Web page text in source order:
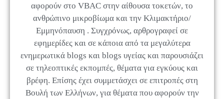
αφορούν στο VBAC στην αίθουσα τοκετών, το
ανθρώπινο μικροβίωμα και την Κλιμακτήριο/
Εμμηνόπαυση . Συγχρόνως, αρθρογραφεί σε
εφημερίδες και σε κάποια από τα μεγαλύτερα
ενημερωτικά blogs και blogs υγείας και παρουσιάζει
σε τηλεοπτικές εκπομπές, θέματα για εγκύους και
βρέφη. Επίσης έχει συμμετάσχει σε επιτροπές στη
Βουλή των Ελλήνων, για θέματα που αφορούν την